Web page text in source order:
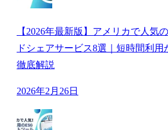
【2026年最新版】アメリカで人気
ドシェアサービス8選｜短時間利
徹底解説
2026年2月26日